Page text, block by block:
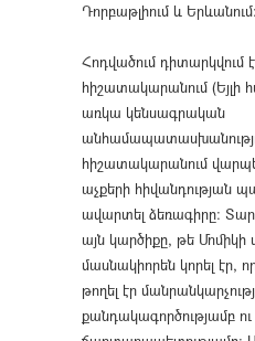
Դորբաթլիում և Երևանում։
Հոդվածում դիտարկվում
հիշատակարանում (Եյլի
առկա կենսագրական
հիշատակարանում
աչքերի հիվանդության
ավարտել ձեռագիրը։
այն կարծիքը, թե Մոմիկի
մասնակիորեն կորել էր,
թողել էր
քանդակագործությամբ ու